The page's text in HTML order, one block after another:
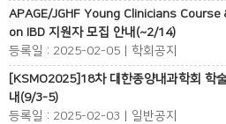
APAGE/JGHF Young Clinicians
on IBD 지원자 모집 안내(~2/14)
등록일 : 2025-02-05 | 학회공지
[KSMO2025]18차 대한종양내과학회 학
내(9/3-5)
등록일 : 2025-02-03 | 일반공지